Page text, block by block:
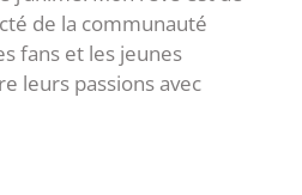
de la communauté
fans et les jeunes
leurs passions avec